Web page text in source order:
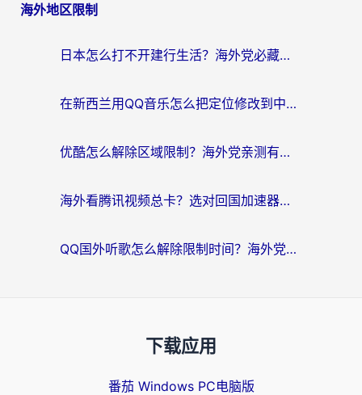
海外地区限制
日本怎么打不开建行生活？海外党必藏的回国加速指南（含丹麦国外影音问题破解）
在新西兰用QQ音乐怎么把定位修改到中国国内？海外党听歌追剧的实用指南
优酷怎么解除区域限制？海外党亲测有效的回国加速器选择指南
海外看腾讯视频总卡？选对回国加速器，还能解决英国1号店定位+欧洲杯CCTV5直播问题
QQ国外听歌怎么解除限制时间？海外党亲测有效的回国加速方案
下载应用
番茄 Windows PC电脑版